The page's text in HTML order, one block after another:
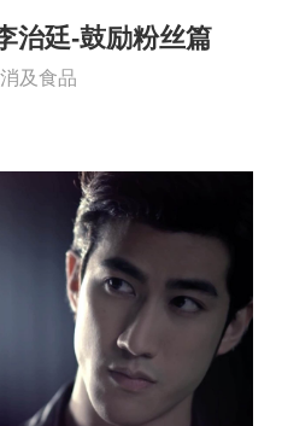
治廷-鼓励粉丝篇
及食品